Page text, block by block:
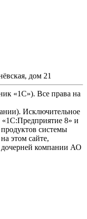
дом 21
«1С»). Все права на
). Исключительное
«1С:Предприятие 8» и
системы
этом сайте,
компании АО